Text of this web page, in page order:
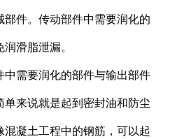
件。传动部件中需要润化的
滑脂泄漏。
需要润化的部件与输出部件
来说就是起到密封油和防尘
凝土工程中的钢筋，可以起